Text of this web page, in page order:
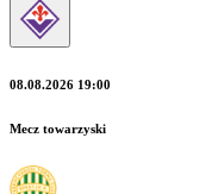
08.08.2026 19:00
Mecz towarzyski